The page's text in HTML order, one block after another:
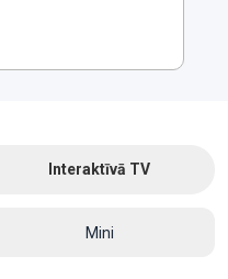
Interaktīvā TV
Mini